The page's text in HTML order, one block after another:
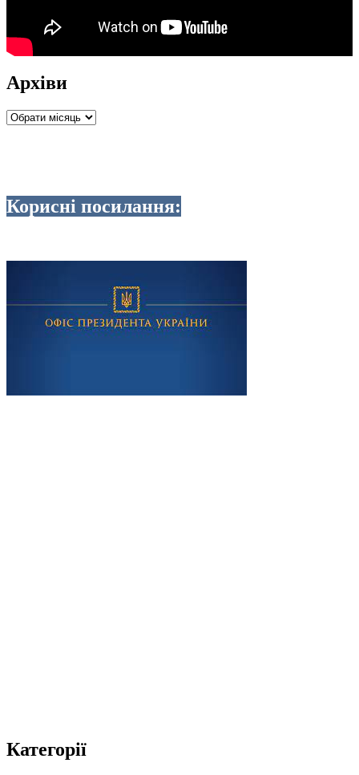
Архіви
Архіви
Корисні посилання:
Категорії